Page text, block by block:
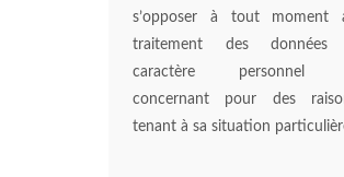
s’opposer à tout moment
traitement des données
caractère personnel
concernant pour des
tenant à sa situation